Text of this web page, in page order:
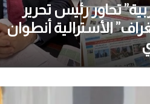
تحاور رئيس تحرير
الأسترالية أنطوان